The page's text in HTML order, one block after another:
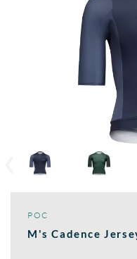
POC
M's Cadence